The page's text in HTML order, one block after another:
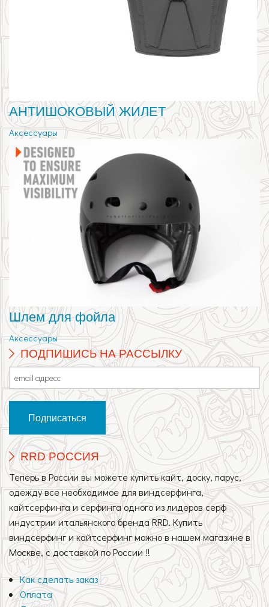
АНТИШОКОВЫЙ ЖИЛЕТ
Аксессуары
Шлем для фойла
Аксессуары
ПОДПИШИСЬ НА РАССЫЛКУ
RRD РОССИЯ
Теперь в России вы можете купить кайт, доску, парус,
одежду все необходимое для виндсерфинга,
кайтсерфинга и серфинга одного из лидеров серф
индустрии итальянского бренда RRD. Купить
виндсерфинг и кайтсерфинг можно в нашем магазине в
Москве, с доставкой по России !!
Как сделать заказ
Оплата